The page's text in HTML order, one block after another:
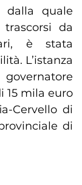
quale
da
è stata
L’istanza
15 mila euro
Cervello di
di